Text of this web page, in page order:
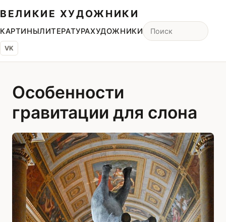
ВЕЛИКИЕ ХУДОЖНИКИ
КАРТИНЫЛИТЕРАТУРАХУДОЖНИКИ
VK
Особенности
гравитации для слона